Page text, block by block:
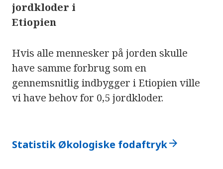
jordkloder i
Etiopien
Hvis alle mennesker på jorden skulle
have samme forbrug som en
gennemsnitlig indbygger i Etiopien ville
vi have behov for 0,5 jordkloder.
Statistik Økologiske fodaftrykarrow_forward